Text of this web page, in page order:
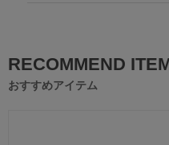
RECOMMEND
おすすめアイテム